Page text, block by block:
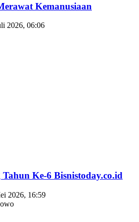
Kemanusiaan
2026, 06:06
Tahun Ke-6 Bisnistoday.co.id
2026, 16:59